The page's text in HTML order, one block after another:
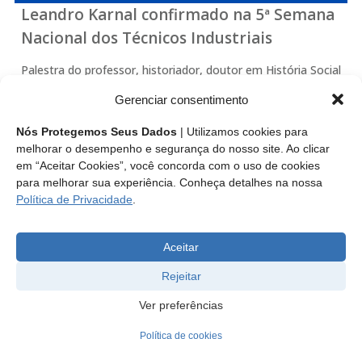
Gerenciar consentimento
Nós Protegemos Seus Dados | Utilizamos cookies para
melhorar o desempenho e segurança do nosso site. Ao clicar
em “Aceitar Cookies”, você concorda com o uso de cookies
para melhorar sua experiência. Conheça detalhes na nossa
Política de Privacidade
Aceitar
Rejeitar
Ver preferências
Política de cookies
Leandro Karnal confirmado na 5ª Semana
Nacional dos Técnicos Industriais
Palestra do professor, historiador, doutor em História Social
ou desaparecer”. Evento promovido pelo Conselho Federal
dos Técnicos Industriais (CFT) ocorre entre os dias 23 e 26
de setembro de 2024.
Leia mais